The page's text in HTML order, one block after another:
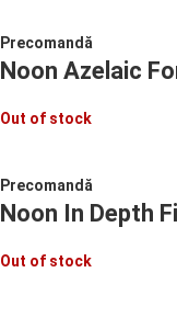
Precomandă
Noon Azelaic
Out of stock
Precomandă
Noon In Depth
Out of stock